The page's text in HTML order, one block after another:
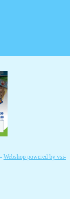
Webshop powered by vsi-